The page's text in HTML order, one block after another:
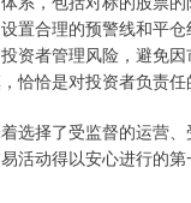
置合理的预警线和平
资者管理风险，避免
恰恰是对投资者负责任
选择了受监督的运营
活动得以安心进行的